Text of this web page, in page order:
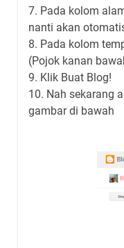
7. Pada kolom
nanti akan
8. Pada kolom
(Pojok kanan
9. Klik Buat Blog!
10. Nah sekarang
gambar di bawah